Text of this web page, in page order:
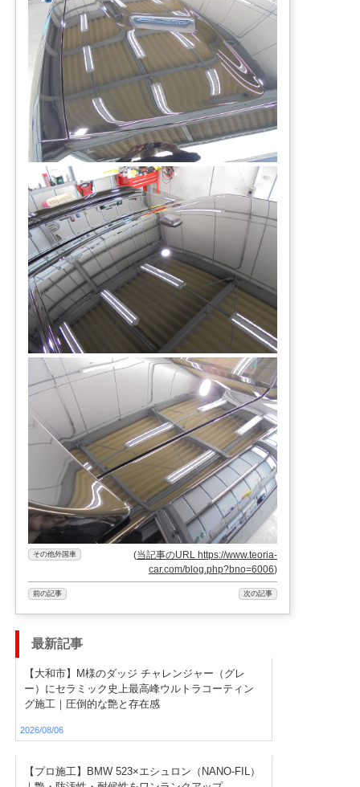
その他外国車 (当記事のURL https://www.teoria-
car.com/blog.php?bno=6006)
前の記事 次の記事
最新記事
【大和市】M様のダッジ チャレンジャー（グレ
ー）にセラミック史上最高峰ウルトラコーティン
グ施工｜圧倒的な艶と存在感
2026/08/06
【プロ施工】BMW 523×エシュロン（NANO-FIL）